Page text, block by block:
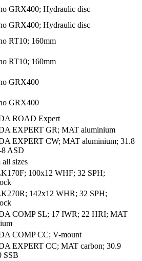
GRX400; Hydraulic disc
GRX400; Hydraulic disc
RT10; 160mm
RT10; 160mm
GRX400
GRX400
ROAD Expert
EXPERT GR; MAT aluminium
EXPERT CW; MAT aluminium; 31.8
ASD
all sizes
100x12 WHF; 32 SPH;
142x12 WHR; 32 SPH;
COMP SL; 17 IWR; 22 HRI; MAT
COMP CC; V-mount
EXPERT CC; MAT carbon; 30.9
SSB